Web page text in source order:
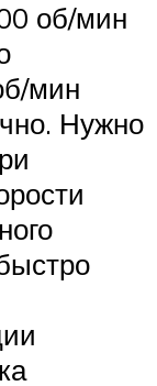
об/мин
мин
Нужно